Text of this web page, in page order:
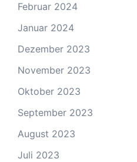
Februar 2024
Januar 2024
Dezember 2023
November 2023
Oktober 2023
September 2023
August 2023
Juli 2023